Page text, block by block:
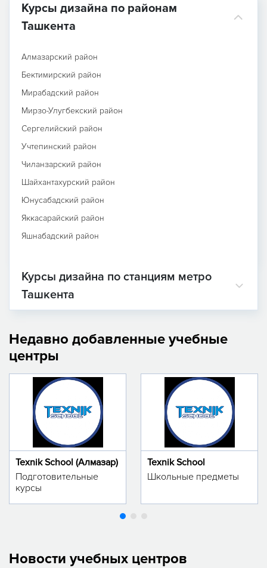
Курсы дизайна по районам
Ташкента
Алмазарский район
Бектимирский район
Мирабадский район
Мирзо-Улугбекский район
Сергелийский район
Учтепинский район
Чиланзарский район
Шайхантахурский район
Юнусабадский район
Яккасарайский район
Яшнабадский район
Курсы дизайна по станциям метро
Ташкента
Недавно добавленные учебные
центры
Texnik School (Алмазар)
Подготовительные
курсы
Texnik School
Школьные предметы
Новости учебных центров